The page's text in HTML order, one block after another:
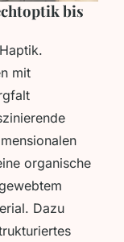
bis
mit
organische
Dazu